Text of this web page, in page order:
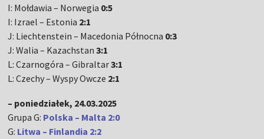
I: Mołdawia – Norwegia 0:5
I: Izrael – Estonia 2:1
J: Liechtenstein – Macedonia Północna 0:3
J: Walia – Kazachstan3:1
L: Czarnogóra – Gibraltar3:1
L: Czechy – Wyspy Owcze 2:1
– poniedziałek, 24.03.2025
Grupa G: Polska – Malta 2:0
G: Litwa – Finlandia 2:2